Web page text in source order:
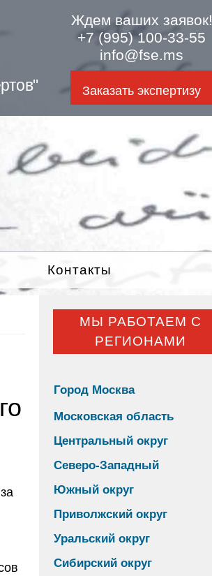
Ждем ваших заявок!
+7 (995) 100-33-55
info@fse.ms
Заказать экспертизу
Контакты
МЫ РАБОТАЕМ С
РЕГИОНАМИ
Город Москва
Московская область
Центральный округ
Северо-Западный
Южный округ
Приволжский округ
Уральский округ
Сибирский округ